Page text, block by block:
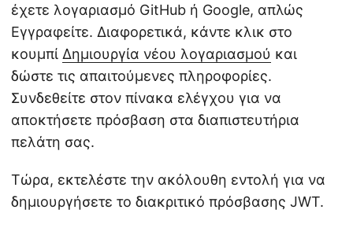
έχετε λογαριασμό GitHub ή Google, απλώς
Εγγραφείτε. Διαφορετικά, κάντε κλικ στο
κουμπί Δημιουργία νέου λογαριασμού και
δώστε τις απαιτούμενες πληροφορίες.
Συνδεθείτε στον πίνακα ελέγχου για να
αποκτήσετε πρόσβαση στα διαπιστευτήρια
πελάτη σας.
Τώρα, εκτελέστε την ακόλουθη εντολή για να
δημιουργήσετε το διακριτικό πρόσβασης JWT.